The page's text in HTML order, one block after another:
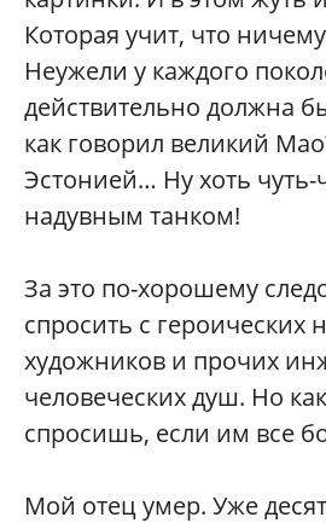
Которая учит, что
Неужели у каждого
действительно должна
как говорил великий
Эстонией… Ну хоть чуть-
надувным танком!
За это по-хорошему
спросить с героических
художников и прочих
человеческих душ. Но
спросишь, если им все
Мой отец умер. Уже